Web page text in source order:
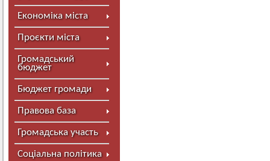
Економіка міста
Проєкти міста
Громадський
бюджет
Бюджет громади
Правова база
Громадська участь
Соціальна політика